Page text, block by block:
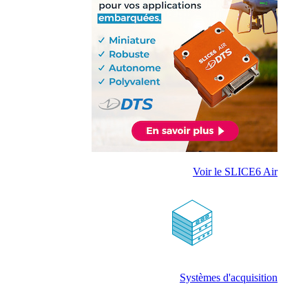
Voir le SLICE6 Air
Systèmes d'acquisition